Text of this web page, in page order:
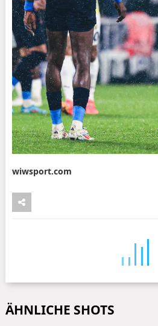
wiwsport.com
ÄHNLICHE SHOTS